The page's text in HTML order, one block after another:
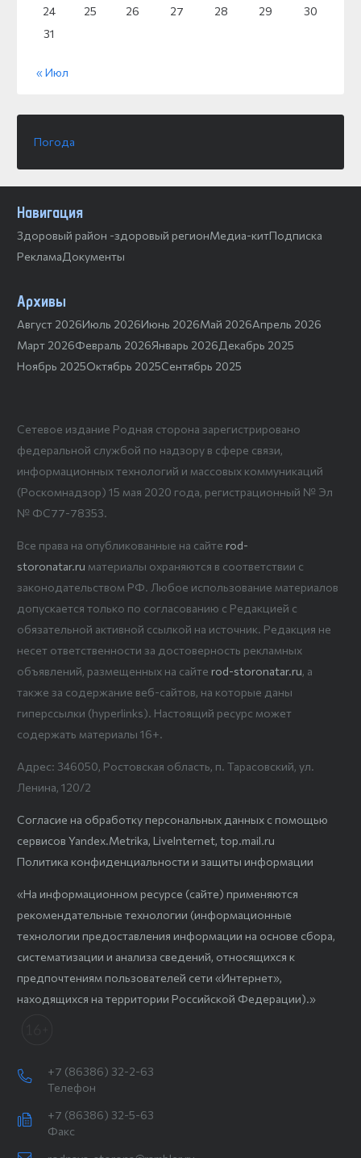
24
25 26 27 28 29
30
31
« Июл
Погода
Навигация
Здоровый район -здоровый регионМедиа-китПодписка
РекламаДокументы
Архивы
Август 2026Июль 2026Июнь 2026Май 2026Апрель 2026
Март 2026Февраль 2026Январь 2026Декабрь 2025
Ноябрь 2025Октябрь 2025Сентябрь 2025
Сетевое издание Родная сторона зарегистрировано
федеральной службой по надзору в сфере связи,
информационных технологий и массовых коммуникаций
(Роскомнадзор) 15 мая 2020 года, регистрационный № Эл
№ ФС77-78353.
Все права на опубликованные на сайте rod-
storonatar.ru материалы охраняются в соответствии с
законодательством РФ. Любое использование материалов
допускается только по согласованию с Редакцией с
обязательной активной ссылкой на источник. Редакция не
несет ответственности за достоверность рекламных
объявлений, размещенных на сайте rod-storonatar.ru, а
также за содержание веб-сайтов, на которые даны
гиперссылки (hyperlinks). Настоящий ресурс может
содержать материалы 16+.
Адрес: 346050, Ростовская область, п. Тарасовский, ул.
Ленина, 120/2
Согласие на обработку персональных данных с помощью
сервисов Yandex.Metrika, LiveInternet, top.mail.ru
Политика конфиденциальности и защиты информации
«На информационном ресурсе (сайте) применяются
рекомендательные технологии (информационные
технологии предоставления информации на основе сбора,
систематизации и анализа сведений, относящихся к
предпочтениям пользователей сети «Интернет»,
находящихся на территории Российской Федерации).»
+7 (86386) 32-2-63
Телефон
+7 (86386) 32-5-63
Факс